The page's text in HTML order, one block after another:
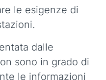
le esigenze di
dalle
sono in grado di
le informazioni